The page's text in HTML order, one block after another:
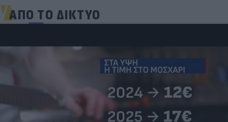
ΑΠΟ ΤΟ ΔΙΚΤΥΟ